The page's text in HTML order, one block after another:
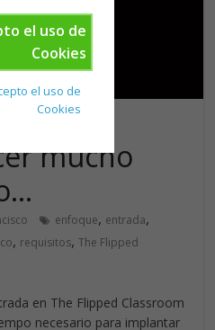
el uso de
Cookies
el uso de
Cookies
mucho
enfoque, entrada,
, requisitos,The Flipped
en The Flipped Classroom
necesario para implantar